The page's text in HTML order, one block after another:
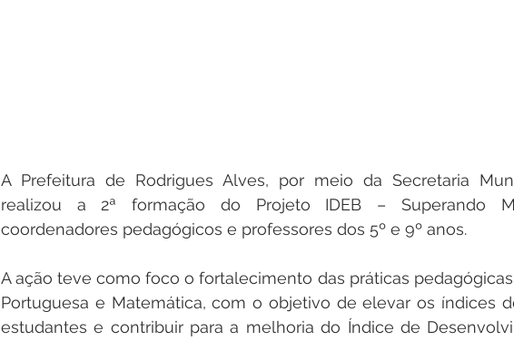
A Prefeitura de Rodrigues Alves, por meio da Secretaria
realizou a 2ª formação do Projeto IDEB – Superando
coordenadores pedagógicos e professores dos 5º e 9º anos.
A ação teve como foco o fortalecimento das práticas
Portuguesa e Matemática, com o objetivo de elevar os índices
estudantes e contribuir para a melhoria do Índice de